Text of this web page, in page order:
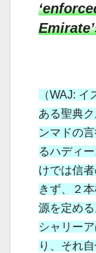
（WAJ:
ある聖典
ンマドの
るハディ
けでは信
きず、２
源を定め
シャリー
り、それ